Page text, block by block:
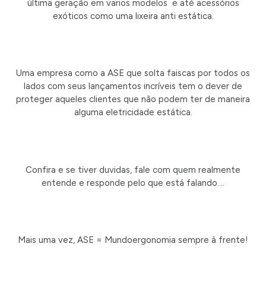
última geração em varios modelos e até acessórios
exóticos como uma lixeira anti estática.
Uma empresa como a ASE que solta faiscas por todos os
lados com seus lançamentos incríveis tem o dever de
proteger aqueles clientes que não podem ter de maneira
alguma eletricidade estática.
Confira e se tiver duvidas, fale com quem realmente
entende e responde pelo que está falando….
Mais uma vez, ASE = Mundoergonomia sempre à frente!